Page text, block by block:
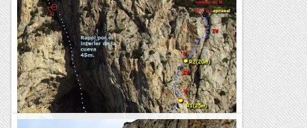
Via BAVARESA.
23/01/19. Les prediccions meteorològiques no son bones
per avui, així què quedem per anar al Garraf. Quan ens
trobem per esmorzar està plovent, allarguem més del...
Joan asín